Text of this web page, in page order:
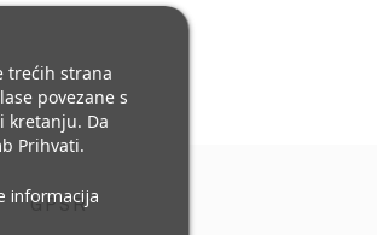
GPSR
trećih strana
povezane s
kretanju. Da
Prihvati.
informacija